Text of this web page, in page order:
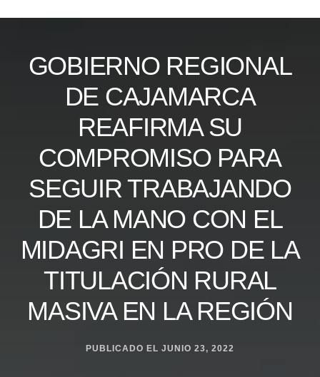
GOBIERNO REGIONAL
DE CAJAMARCA
REAFIRMA SU
COMPROMISO PARA
SEGUIR TRABAJANDO
DE LA MANO CON EL
MIDAGRI EN PRO DE LA
TITULACIÓN RURAL
MASIVA EN LA REGIÓN
PUBLICADO EL JUNIO 23, 2022